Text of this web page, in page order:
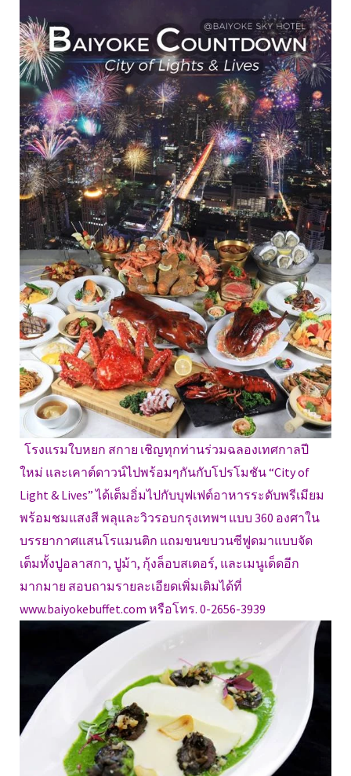
โรงแรมใบหยก สกาย เชิญทุกท่านร่วมฉลองเทศกาลปี
ใหม่ และเคาต์ดาวน์ไปพร้อมๆกันกับโปรโมชัน “City of
Light & Lives” ได้เต็มอิ่มไปกับบุฟเฟต์อาหารระดับพรีเมียม
พร้อมชมแสงสี พลุและวิวรอบกรุงเทพฯ แบบ 360 องศาใน
บรรยากาศแสนโรแมนติก แถมขนขบวนซีฟูดมาแบบจัด
เต็มทั้งปูอลาสกา, ปูม้า, กุ้งล็อบสเตอร์, และเมนูเด็ดอีก
มากมาย สอบถามรายละเอียดเพิ่มเติมได้ที่
www.baiyokebuffet.com หรือโทร. 0-2656-3939